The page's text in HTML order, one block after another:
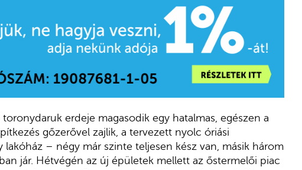
erdeje magasodik egy hatalmas, egészen a
gőzerővel zajlik, a tervezett nyolc óriási
– négy már szinte teljesen kész van, másik három
jár. Hétvégén az új épületek mellett az őstermelői piac